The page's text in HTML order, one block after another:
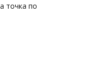
точка по